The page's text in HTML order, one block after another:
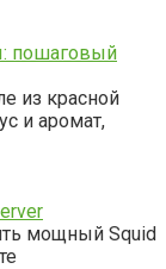
пошаговый
из красной
и аромат,
мощный Squid